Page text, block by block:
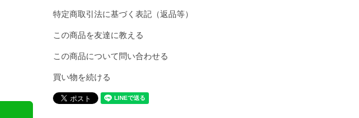
特定商取引法に基づく表記（返品等）
この商品を友達に教える
この商品について問い合わせる
買い物を続ける